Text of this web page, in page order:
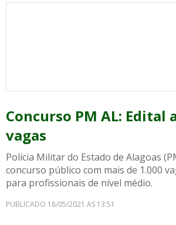
Concurso PM AL: Edital
vagas
Polícia Militar do Estado de Alagoas
concurso público com mais de 1.000
para profissionais de nível médio.
PUBLICADO 18/05/2021 AS 13:51